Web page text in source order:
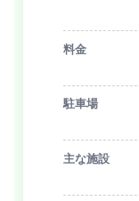
料金
駐車場
主な施設